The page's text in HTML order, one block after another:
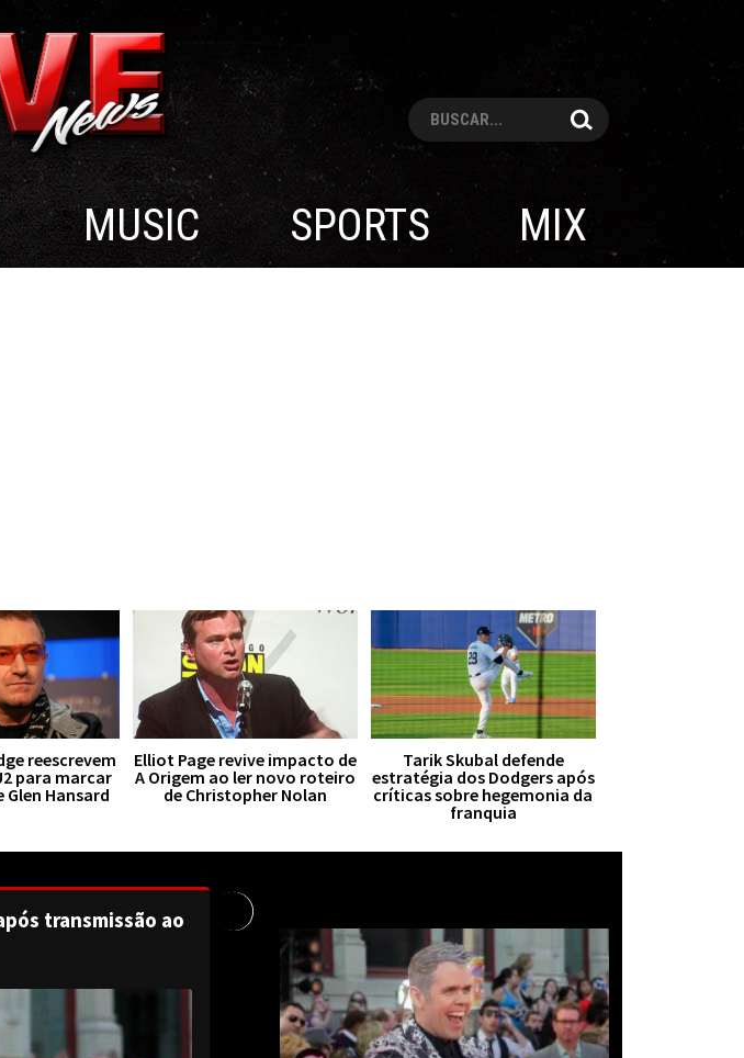
Pesquisar
MUSIC SPORTS MIX
reescrevem
para marcar
Glen Hansard
Elliot Page revive impacto de
A Origem ao ler novo roteiro
de Christopher Nolan
Tarik Skubal defende
estratégia dos Dodgers após
críticas sobre hegemonia da
franquia
transmissão ao